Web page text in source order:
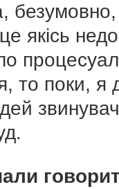
безумовно,
якісь
то поки, я